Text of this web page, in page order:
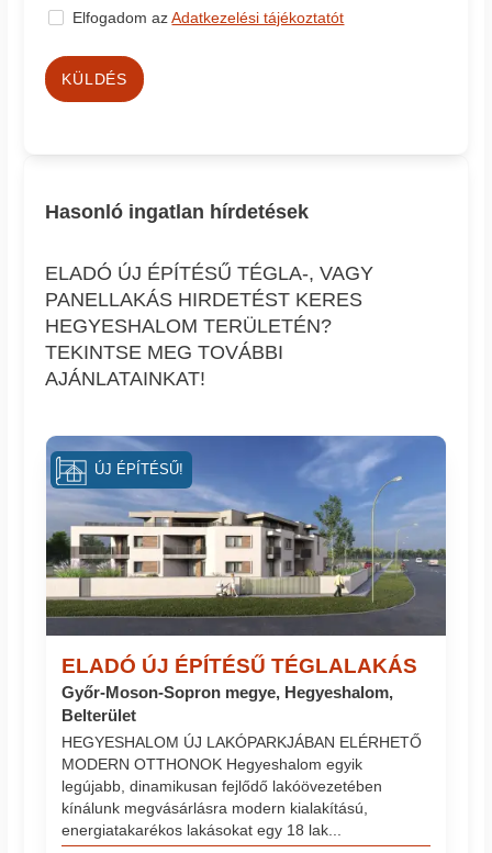
Elfogadom azAdatkezelési tájékoztatót
KÜLDÉS
Hasonló ingatlan hírdetések
ELADÓ ÚJ ÉPÍTÉSŰ TÉGLA-, VAGY
PANELLAKÁS HIRDETÉST KERES
HEGYESHALOM TERÜLETÉN?
TEKINTSE MEG TOVÁBBI
AJÁNLATAINKAT!
ELADÓ ÚJ ÉPÍTÉSŰ TÉGLALAKÁS
Győr-Moson-Sopron megye, Hegyeshalom,
Belterület
HEGYESHALOM ÚJ LAKÓPARKJÁBAN ELÉRHETŐ
MODERN OTTHONOK Hegyeshalom egyik
legújabb, dinamikusan fejlődő lakóövezetében
kínálunk megvásárlásra modern kialakítású,
energiatakarékos lakásokat egy 18 lak...
ÚJ ÉPÍTÉSŰ!